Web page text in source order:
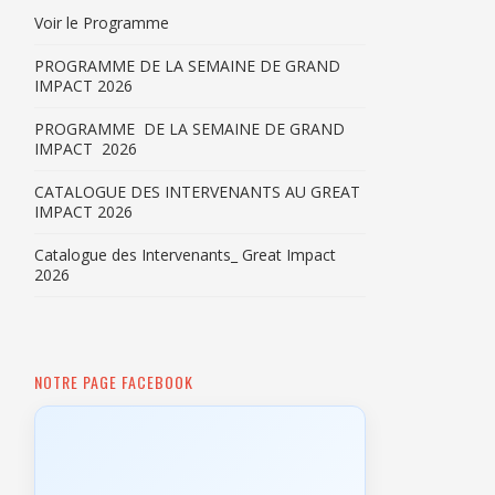
Voir le Programme
PROGRAMME DE LA SEMAINE DE GRAND
IMPACT 2026
PROGRAMME DE LA SEMAINE DE GRAND
IMPACT 2026
CATALOGUE DES INTERVENANTS AU GREAT
IMPACT 2026
Catalogue des Intervenants_ Great Impact
2026
NOTRE PAGE FACEBOOK